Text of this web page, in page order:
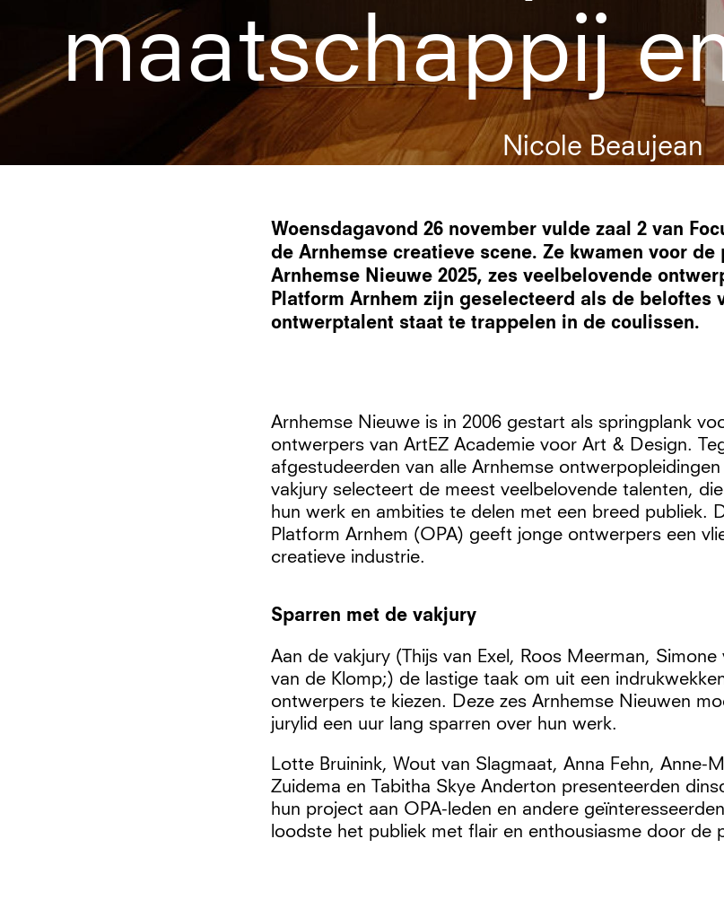
maatschappij
Nicole Beaujean
Woensdagavond 26 november vulde zaal 2 van
de Arnhemse creatieve scene. Ze kwamen voor
Arnhemse Nieuwe 2025, zes veelbelovende
Platform Arnhem zijn geselecteerd als de beloftes
ontwerptalent staat te trappelen in de coulissen.
Arnhemse Nieuwe is in 2006 gestart als springplank
ontwerpers van ArtEZ Academie voor Art & Design.
afgestudeerden van alle Arnhemse
vakjury selecteert de meest veelbelovende talenten,
hun werk en ambities te delen met een breed publiek.
Platform Arnhem (OPA) geeft jonge ontwerpers een
creatieve industrie.
Sparren met de vakjury
Aan de vakjury (Thijs van Exel, Roos Meerman,
van de Klomp;) de lastige taak om uit een
ontwerpers te kiezen. Deze zes Arnhemse Nieuwen
jurylid een uur lang sparren over hun werk.
Lotte Bruinink, Wout van Slagmaat, Anna Fehn, Anne-
Zuidema en Tabitha Skye Anderton presenteerden
hun project aan OPA-leden en andere
loodste het publiek met flair en enthousiasme door de